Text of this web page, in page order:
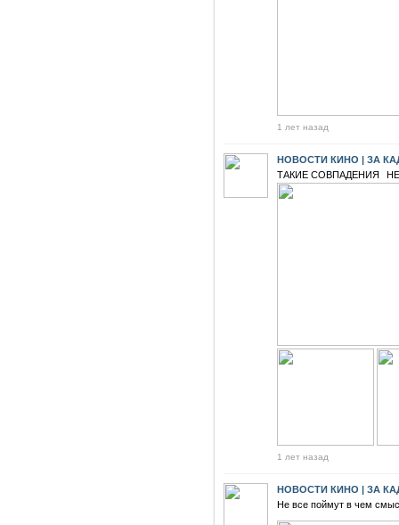
1 лет назад
НОВОСТИ КИНО | ЗА
ТАКИЕ
1 лет назад
НОВОСТИ КИНО | ЗА
Не все поймут в чем